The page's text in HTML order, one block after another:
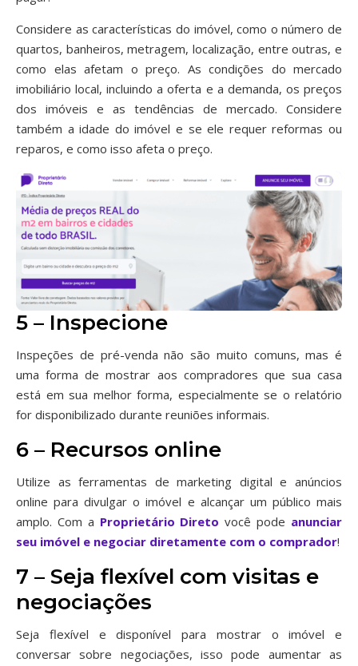
Considere as características do imóvel, como o número de
quartos, banheiros, metragem, localização, entre outras, e
como elas afetam o preço. As condições do mercado
imobiliário local, incluindo a oferta e a demanda, os preços
dos imóveis e as tendências de mercado. Considere
também a idade do imóvel e se ele requer reformas ou
reparos, e como isso afeta o preço.
5 – Inspecione
Inspeções de pré-venda não são muito comuns, mas é
uma forma de mostrar aos compradores que sua casa
está em sua melhor forma, especialmente se o relatório
for disponibilizado durante reuniões informais.
6 – Recursos online
Utilize as ferramentas de marketing digital e anúncios
online para divulgar o imóvel e alcançar um público mais
amplo. Com a Proprietário Direto você pode anunciar
seu imóvel e negociar diretamente com o comprador!
7 – Seja flexível com visitas e
negociações
Seja flexível e disponível para mostrar o imóvel e
conversar sobre negociações, isso pode aumentar as